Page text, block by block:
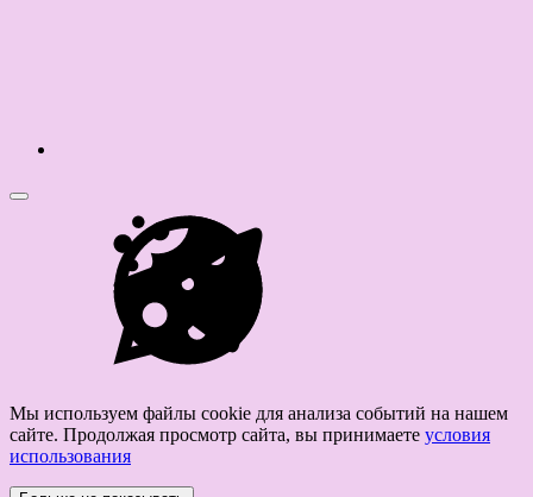
Мы используем файлы cookie для анализа событий на нашем
сайте. Продолжая просмотр сайта, вы принимаете условия
использования